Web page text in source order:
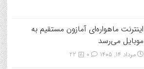
اینترنت ماهواره‌ای آمازون مستقیم به
موبایل می‌رسد
مرداد ۱۴, ۱۴۰۵ 22